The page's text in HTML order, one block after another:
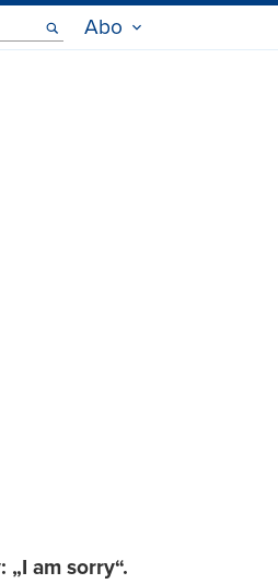
Abo
am sorry“.